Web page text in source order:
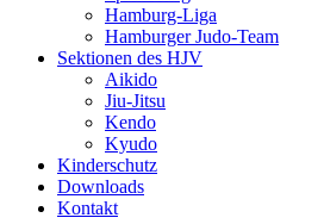
Hamburg-Liga
Hamburger Judo-Team
Sektionen des HJV
Aikido
Jiu-Jitsu
Kendo
Kyudo
Kinderschutz
Downloads
Kontakt